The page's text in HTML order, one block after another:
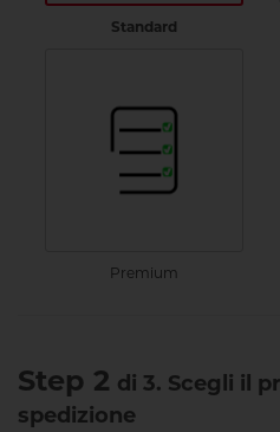
Standard
Premium
Step 2 di 3. Scegli il
spedizione